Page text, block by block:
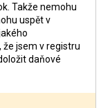
Takže nemohu
uspět v
jsem v registru
daňové